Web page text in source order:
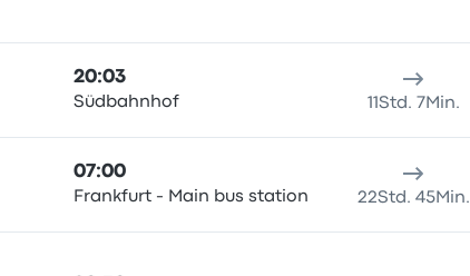
20:03
Südbahnhof 11Std. 7Min.
07:00
Frankfurt - Main bus station 22Std. 45Min.